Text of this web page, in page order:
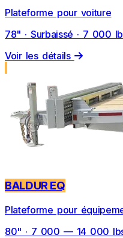
Plateforme pour voiture
78" · Surbaissé · 7 000
Voir les détails
BALDUR EQ
Plateforme pour
80" · 7 000 — 14 000